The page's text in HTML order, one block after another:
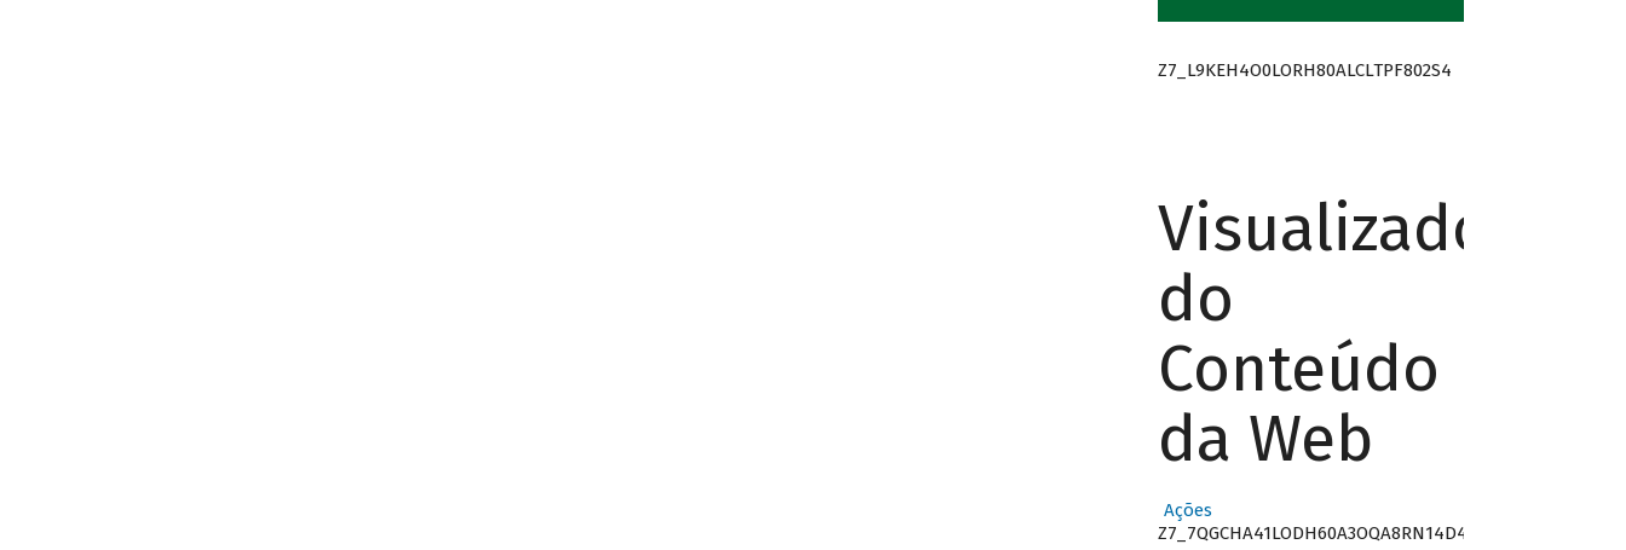
Z7_L9KEH4O0LORH80ALCLTPF802S4
Visualizador
do
Conteúdo
da Web
Ações
Z7_7QGCHA41LODH60A3OQA8RN14D4